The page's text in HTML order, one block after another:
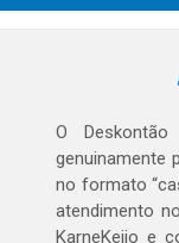
O
genuinamente
no formato
atendimento
KarneKeijo e